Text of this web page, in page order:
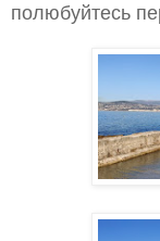
полюбуйтесь